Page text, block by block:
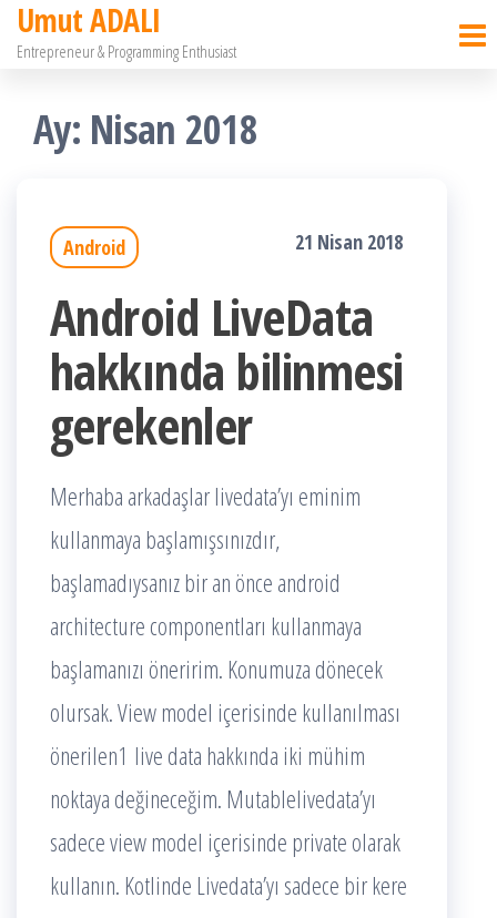
İçeriğe
atla
Umut ADALI
Entrepreneur & Programming Enthusiast
Ay: Nisan 2018
Android 21 Nisan 2018
Android LiveData
hakkında bilinmesi
gerekenler
Merhaba arkadaşlar livedata’yı eminim
kullanmaya başlamışsınızdır,
başlamadıysanız bir an önce android
architecture componentları kullanmaya
başlamanızı öneririm. Konumuza dönecek
olursak. View model içerisinde kullanılması
önerilen1 live data hakkında iki mühim
noktaya değineceğim. Mutablelivedata’yı
sadece view model içerisinde private olarak
kullanın. Kotlinde Livedata’yı sadece bir kere